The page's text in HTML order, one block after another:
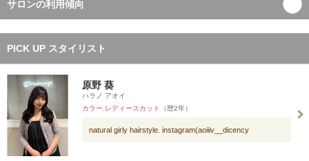
サロンの利用傾向
PICK UP スタイリスト
原野 葵
ハラノ アオイ
カラー.レディースカット
（歴2年）
natural girly hairstyle. instagram(aoiiiv__dicency